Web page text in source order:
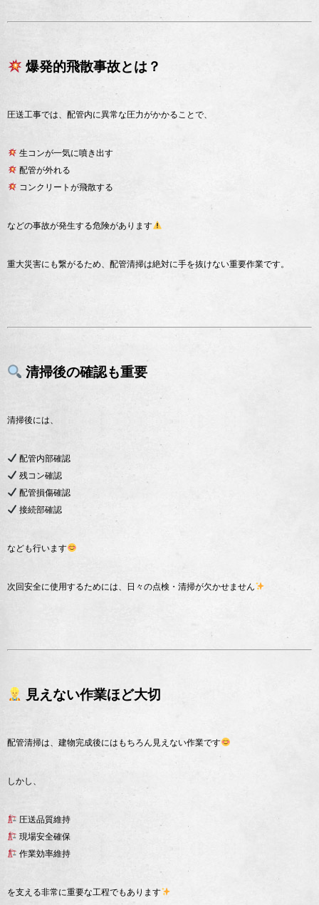
爆発的飛散事故とは？
圧送工事では、配管内に異常な圧力がかかることで、
生コンが一気に噴き出す
配管が外れる
コンクリートが飛散する
などの事故が発生する危険があります
重大災害にも繋がるため、配管清掃は絶対に手を抜けない重要作業です。
清掃後の確認も重要
清掃後には、
配管内部確認
残コン確認
配管損傷確認
接続部確認
なども行います
次回安全に使用するためには、日々の点検・清掃が欠かせません
見えない作業ほど大切
配管清掃は、建物完成後にはもちろん見えない作業です
しかし、
圧送品質維持
現場安全確保
作業効率維持
を支える非常に重要な工程でもあります